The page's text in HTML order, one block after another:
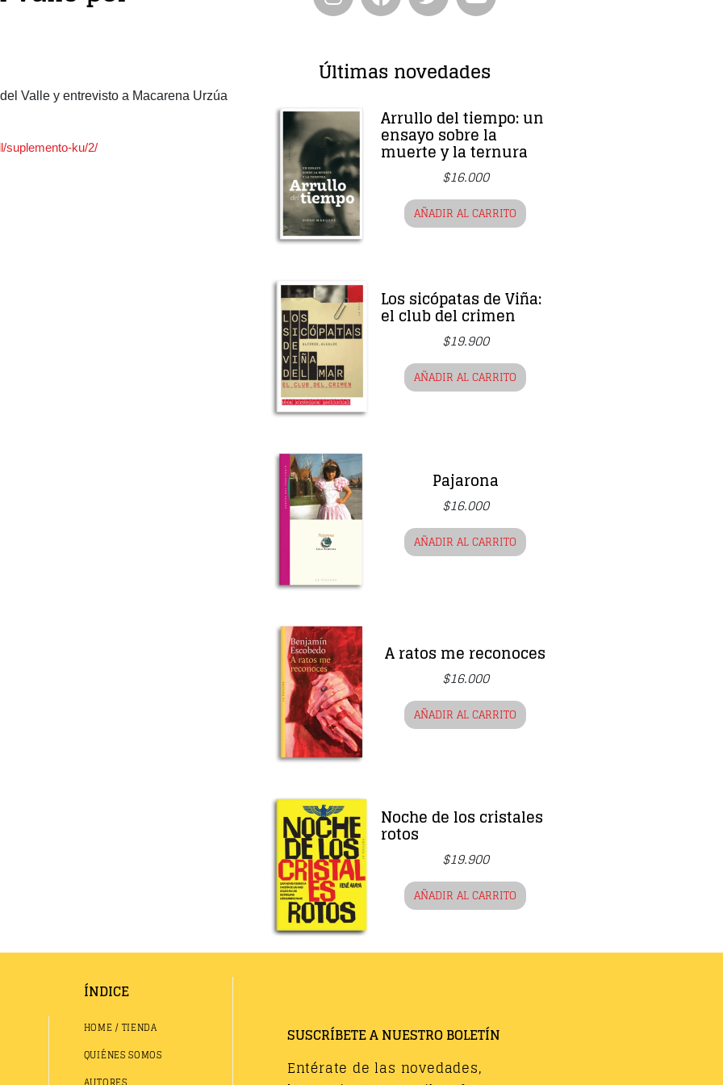
Valle y entrevisto a Macarena Urzúa
suplemento-ku/2/
Últimas novedades
Arrullo del tiempo: un
ensayo sobre la
muerte y la ternura
$16.000
AÑADIR AL CARRITO
Los sicópatas de Viña:
el club del crimen
$19.900
AÑADIR AL CARRITO
Pajarona
$16.000
AÑADIR AL CARRITO
A ratos me reconoces
$16.000
AÑADIR AL CARRITO
Noche de los cristales
rotos
$19.900
AÑADIR AL CARRITO
ÍNDICE
HOME / TIENDA
QUIÉNES SOMOS
SUSCRÍBETE A NUESTRO BOLETÍN
Entérate de las novedades,